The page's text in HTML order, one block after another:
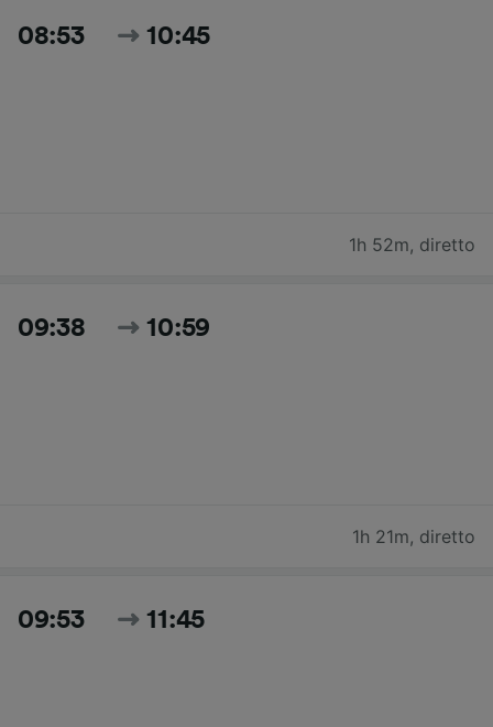
08:53 10:45
1h 52m, diretto
09:38 10:59
1h 21m, diretto
09:53 11:45